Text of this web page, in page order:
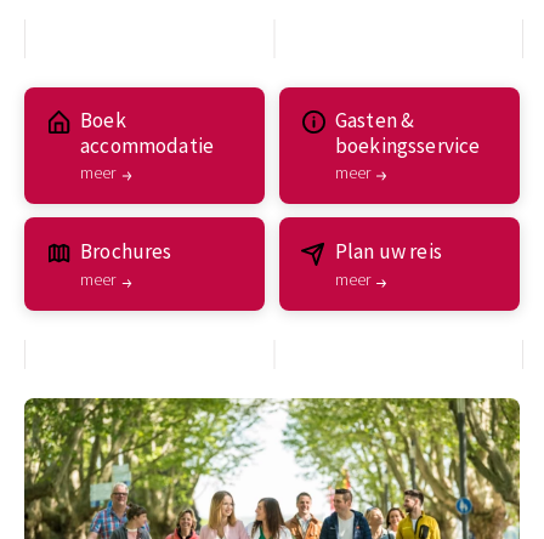
Boek
accommodatie
meer
Gasten &
boekingsservice
meer
Brochures
meer
Plan uw reis
meer